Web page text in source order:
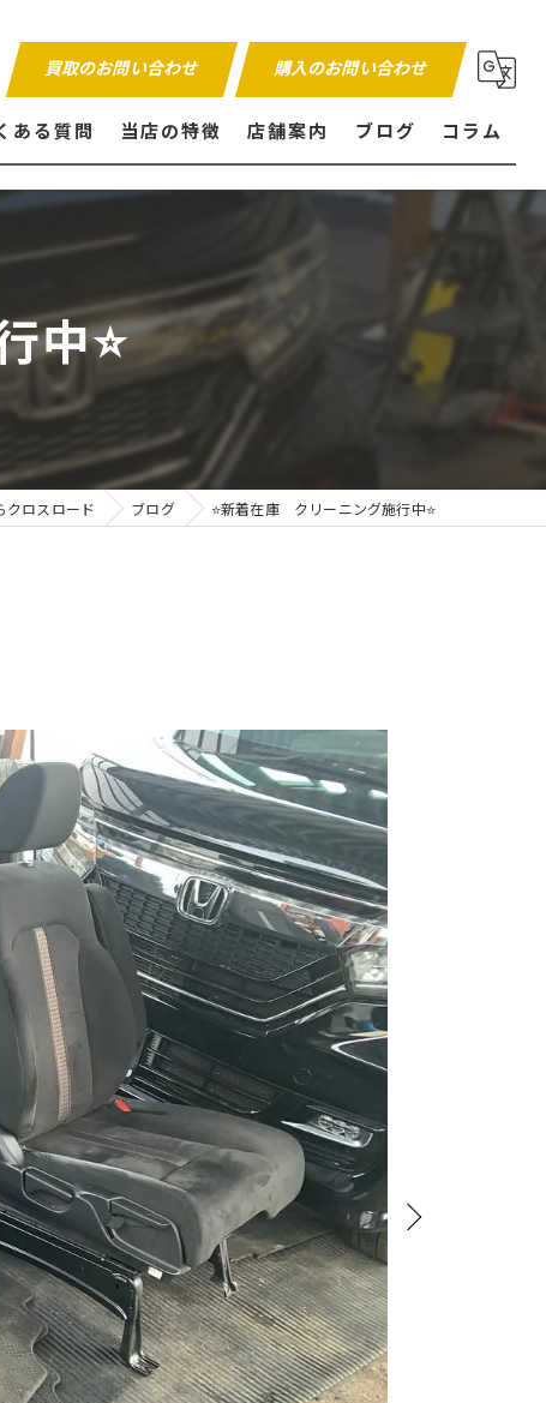
買取のお問い合わせ 購入のお問い合わせ
ある質問 当店の特徴
内外装仕上げ
保証付き
店舗案内 ブログ コラム
中⭐️
クロスロード ブログ ⭐️新着在庫 クリーニング施行中⭐️